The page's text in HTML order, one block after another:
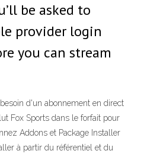
be asked to
provider login
you can stream
d'un abonnement en direct
Fox Sports dans le forfait pour
Addons et Package Installer
à partir du référentiel et du